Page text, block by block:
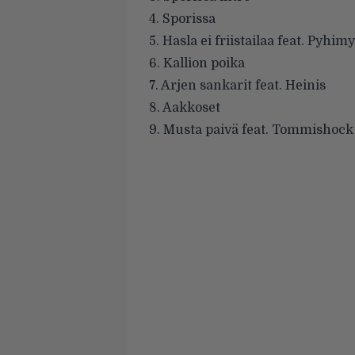
4. Sporissa
5. Hasla ei friistailaa feat.
6. Kallion poika
7. Arjen sankarit feat. Heinis
8. Aakkoset
9. Musta paivä feat. Tommishock